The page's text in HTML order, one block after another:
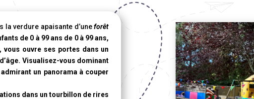
la verdure apaisante d’uneforêt
de 0 à 99 ans de 0 à 99 ans,
vous ouvre ses portes dans un
Visualisez-vous dominant
admirant un panorama à couper
dans un tourbillon de rires